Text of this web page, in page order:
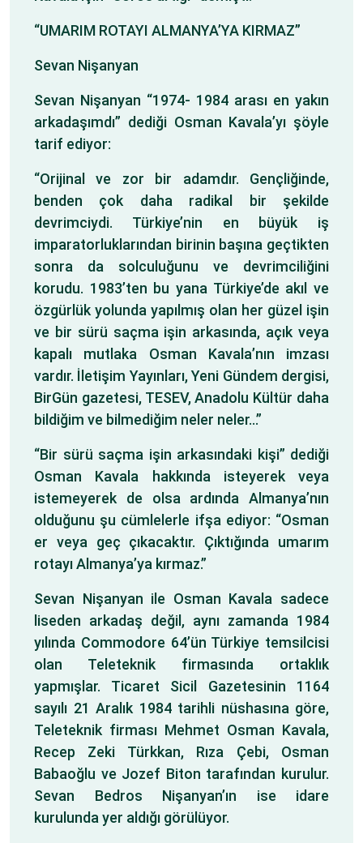
“UMARIM ROTAYI ALMANYA’YA KIRMAZ”
Sevan Nişanyan
Sevan Nişanyan “1974- 1984 arası en yakın
arkadaşımdı” dediği Osman Kavala’yı şöyle
tarif ediyor:
“Orijinal ve zor bir adamdır. Gençliğinde,
benden çok daha radikal bir şekilde
devrimciydi. Türkiye’nin en büyük iş
imparatorluklarından birinin başına geçtikten
sonra da solculuğunu ve devrimciliğini
korudu. 1983’ten bu yana Türkiye’de akıl ve
özgürlük yolunda yapılmış olan her güzel işin
ve bir sürü saçma işin arkasında, açık veya
kapalı mutlaka Osman Kavala’nın imzası
vardır. İletişim Yayınları, Yeni Gündem dergisi,
BirGün gazetesi, TESEV, Anadolu Kültür daha
bildiğim ve bilmediğim neler neler…”
“Bir sürü saçma işin arkasındaki kişi” dediği
Osman Kavala hakkında isteyerek veya
istemeyerek de olsa ardında Almanya’nın
olduğunu şu cümlelerle ifşa ediyor: “Osman
er veya geç çıkacaktır. Çıktığında umarım
rotayı Almanya’ya kırmaz.”
Sevan Nişanyan ile Osman Kavala sadece
liseden arkadaş değil, aynı zamanda 1984
yılında Commodore 64’ün Türkiye temsilcisi
olan Teleteknik firmasında ortaklık
yapmışlar. Ticaret Sicil Gazetesinin 1164
sayılı 21 Aralık 1984 tarihli nüshasına göre,
Teleteknik firması Mehmet Osman Kavala,
Recep Zeki Türkkan, Rıza Çebi, Osman
Babaoğlu ve Jozef Biton tarafından kurulur.
Sevan Bedros Nişanyan’ın ise idare
kurulunda yer aldığı görülüyor.